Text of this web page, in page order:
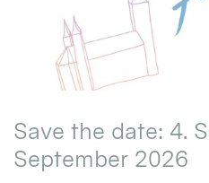
Save the date: 4.
September 2026